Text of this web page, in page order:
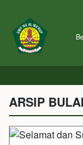
ARSIP